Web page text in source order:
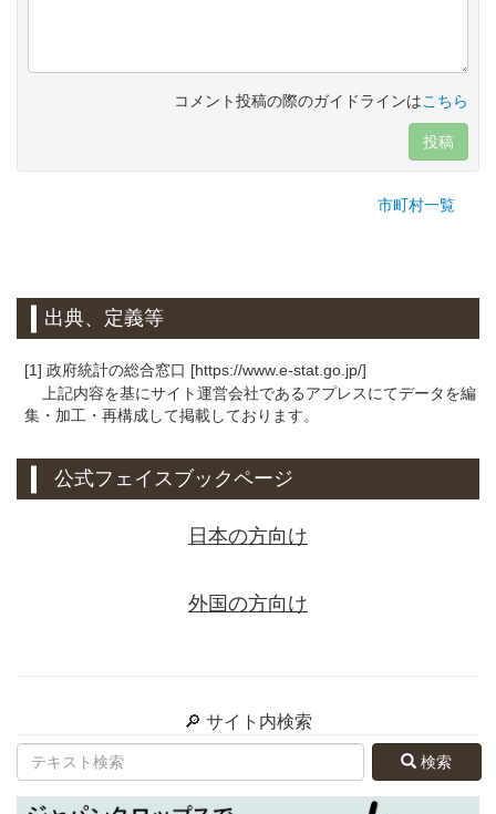
コメント投稿の際のガイドラインはこちら
投稿
市町村一覧
出典、定義等
[1] 政府統計の総合窓口 [https://www.e-stat.go.jp/]
上記内容を基にサイト運営会社であるアプレスにてデータを編
集・加工・再構成して掲載しております。
公式フェイスブックページ
日本の方向け
外国の方向け
🔎 サイト内検索
検索